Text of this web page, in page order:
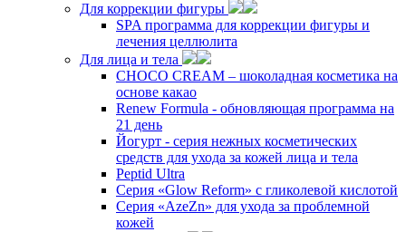
Для коррекции фигуры
SPA программа для коррекции фигуры и
лечения целлюлита
Для лица и тела
CHOCO CREAM – шоколадная косметика на
основе какао
Renew Formula - обновляющая программа на
21 день
Йогурт - серия нежных косметических
средств для ухода за кожей лица и тела
Peptid Ultra
Cерия «Glow Reform» с гликолевой кислотой
Серия «AzeZn» для ухода за проблемной
кожей